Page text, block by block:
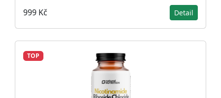
999 Kč Detail
TOP